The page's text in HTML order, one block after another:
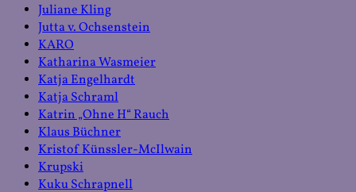
Juliane Kling
Jutta v. Ochsenstein
KARO
Katharina Wasmeier
Katja Engelhardt
Katja Schraml
Katrin „Ohne H“ Rauch
Klaus Büchner
Kristof Künssler-McIlwain
Krupski
Kuku Schrapnell